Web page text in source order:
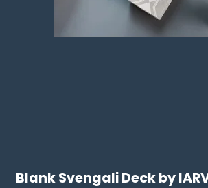
Blank Svengali Deck by